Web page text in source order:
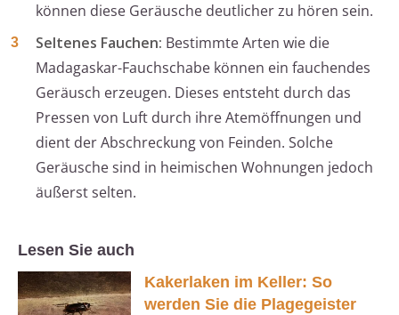
können diese Geräusche deutlicher zu hören sein.
Seltenes Fauchen: Bestimmte Arten wie die
Madagaskar-Fauchschabe können ein fauchendes
Geräusch erzeugen. Dieses entsteht durch das
Pressen von Luft durch ihre Atemöffnungen und
dient der Abschreckung von Feinden. Solche
Geräusche sind in heimischen Wohnungen jedoch
äußerst selten.
Lesen Sie auch
Kakerlaken im Keller: So
werden Sie die Plagegeister